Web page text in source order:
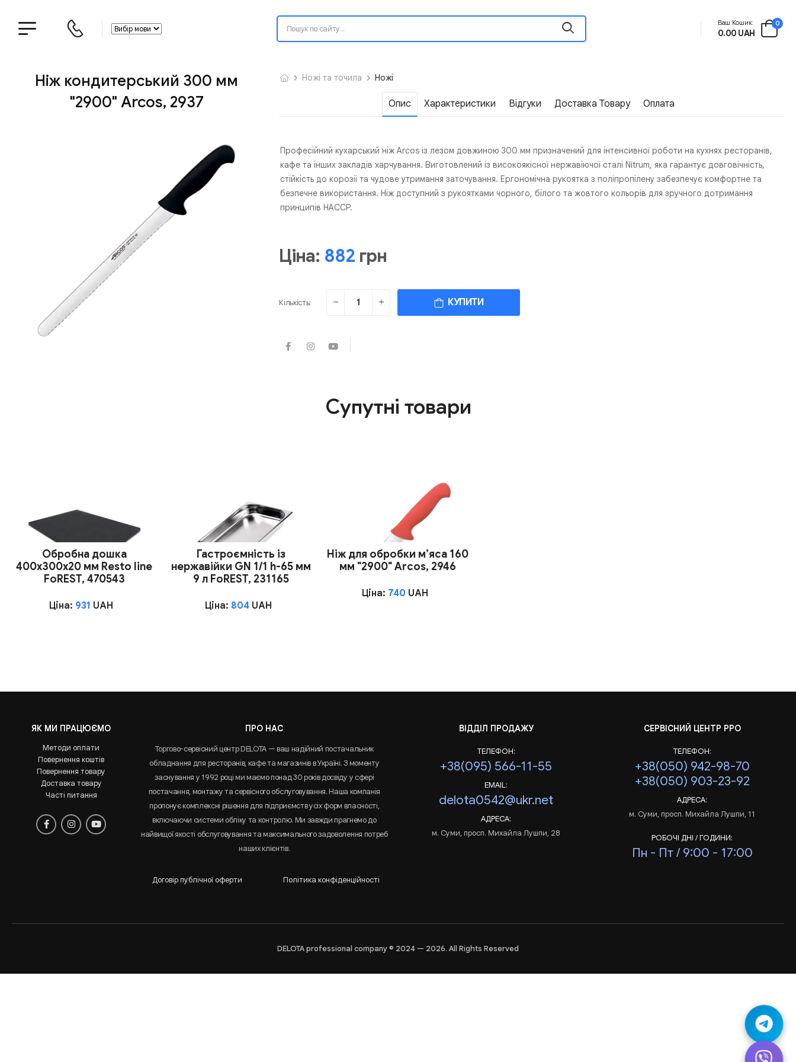
Ваш Кошик:
0.00 UAH
0
Ніж кондитерський 300 мм
"2900" Arcos, 2937
Ножі та точила Ножі
Опис Характеристики Відгуки Доставка Товару Оплата
Професійний кухарський ніж Arcos із лезом довжиною 300 мм призначений для інтенсивної роботи на кухнях ресторанів,
кафе та інших закладів харчування. Виготовлений із високоякісної нержавіючої сталі Nitrum, яка гарантує довговічність,
стійкість до корозії та чудове утримання заточування. Ергономічна рукоятка з поліпропілену забезпечує комфортне та
безпечне використання. Ніж доступний з рукоятками чорного, білого та жовтого кольорів для зручного дотримання
принципів HACCP.
Ціна: 882 грн
Кількість: КУПИТИ
Супутні товари
Обробна дошка
400х300х20 мм Resto line
FoREST, 470543
Ціна: 931 UAH
Гастроємність із
нержавійки GN 1/1 h-65 мм
9 л FoREST, 231165
Ціна: 804UAH
Ніж для обробки м’яса 160
мм "2900" Arcos, 2946
Ціна: 740 UAH
ЯК МИ ПРАЦЮЄМО
Методи оплати
Повернення коштів
Повернення товару
Доставка товару
Часті питання
ПРО НАС
Торгово-сервісний центр DELOTA — ваш надійний постачальник
обладнання для ресторанів, кафе та магазинів в Україні. З моменту
заснування у 1992 році ми маємо понад 30 років досвіду у сфері
постачання, монтажу та сервісного обслуговування. Наша компанія
пропонує комплексні рішення для підприємств усіх форм власності,
включаючи системи обліку та контролю. Ми завжди прагнемо до
найвищої якості обслуговування та максимального задоволення потреб
наших клієнтів.
Договір публічної оферти Політика конфіденційності
ВІДДІЛ ПРОДАЖУ
ТЕЛЕФОН:
+38(095) 566-11-55
EMAIL:
delota0542@ukr.net
АДРЕСА:
м. Суми, просп. Михайла Лушпи, 28
СЕРВІСНИЙ ЦЕНТР РРО
ТЕЛЕФОН:
+38(050) 942-98-70
+38(050) 903-23-92
АДРЕСА:
м. Суми, просп. Михайла Лушпи, 11
РОБОЧІ ДНІ / ГОДИНИ:
Пн - Пт / 9:00 - 17:00
DELOTA professional company © 2024 — 2026. All Rights Reserved